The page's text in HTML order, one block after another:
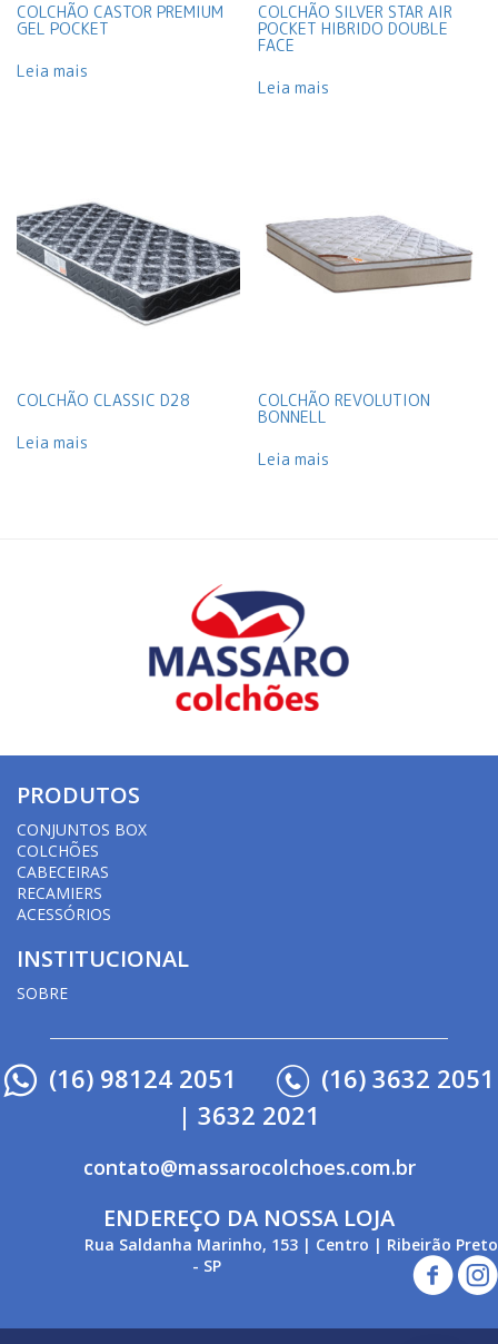
COLCHÃO CASTOR PREMIUM
GEL POCKET
Leia mais
COLCHÃO SILVER STAR AIR
POCKET HIBRIDO DOUBLE
FACE
Leia mais
COLCHÃO CLASSIC D28
Leia mais
COLCHÃO REVOLUTION
BONNELL
Leia mais
PRODUTOS
CONJUNTOS BOX
COLCHÕES
CABECEIRAS
RECAMIERS
ACESSÓRIOS
INSTITUCIONAL
SOBRE
(16) 98124 2051
(16) 3632 2051
| 3632 2021
contato@massarocolchoes.com.br
ENDEREÇO DA NOSSA LOJA
Rua Saldanha Marinho, 153 | Centro | Ribeirão Preto
- SP